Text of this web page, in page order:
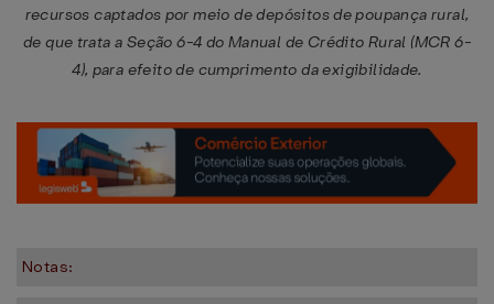
recursos captados por meio de depósitos de poupança rural,
de que trata a Seção 6-4 do Manual de Crédito Rural (MCR 6-
4), para efeito de cumprimento da exigibilidade.
Notas: